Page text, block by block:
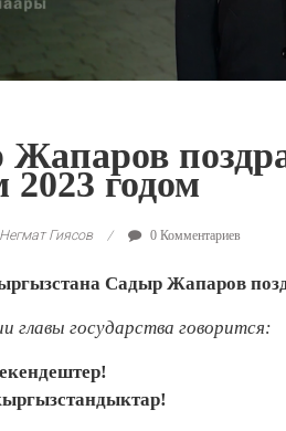
годом
Гиясов 0 Комментариев
Садыр Жапаров
главы государства говорится: